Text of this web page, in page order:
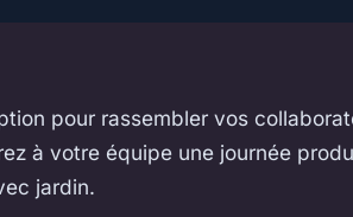
pour rassembler vos
à votre équipe une journée
jardin.